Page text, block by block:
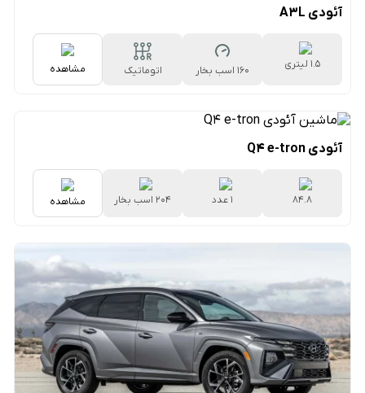
آئودی A3L
1.5 لیتری 160 اسب بخار
اتوماتیک
مشاهده
آئودی Q4 e-tron
۸۴.۸
1 عدد 204 اسب بخار مشاهده